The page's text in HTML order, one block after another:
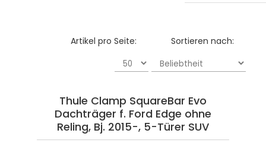
Sortieren nach:
Artikel pro Seite:
Thule Clamp SquareBar Evo
Dachträger f. Ford Edge ohne
Reling, Bj. 2015-, 5-Türer SUV